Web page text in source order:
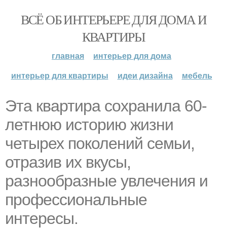
ВСЁ ОБ ИНТЕРЬЕРЕ ДЛЯ ДОМА И
КВАРТИРЫ
главная
интерьер для дома
интерьер для квартиры
идеи дизайна мебель
Эта квартира сохранила 60-
летнюю историю жизни
четырех поколений семьи,
отразив их вкусы,
разнообразные увлечения и
профессиональные
интересы.